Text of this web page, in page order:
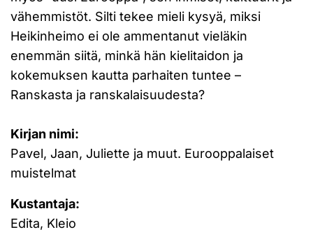
vähemmistöt. Silti tekee mieli kysyä, miksi
Heikinheimo ei ole ammentanut vieläkin
enemmän siitä, minkä hän kielitaidon ja
kokemuksen kautta parhaiten tuntee –
Ranskasta ja ranskalaisuudesta?
Kirjan nimi:
Pavel, Jaan, Juliette ja muut. Eurooppalaiset
muistelmat
Kustantaja:
Edita, Kleio